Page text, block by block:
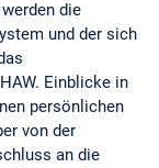
die
und der sich
Einblicke in
persönlichen
von der
an die